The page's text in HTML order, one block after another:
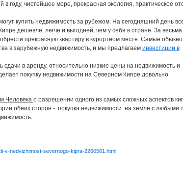
чистейшее море, прекрасная экология, практическое
купить недвижимость за рубежом. На сегодняшний день
дешевле, легче и выгодней, чем у себя в стране. За весьма
прекрасную квартиру в курортном месте. Самые
в зарубежную недвижимость, и мы предлагаем инвестиции в
сдачи в аренду, относительно низкие цены на недвижимость и
покупку недвижимости на Северном Кипре довольно
Человека о разрешении одного из самых сложных аспектов
обеих сторон - покупка недвижимости на земле с любыми
v-nedvizhimost-severnogo-kipra-2260561.html